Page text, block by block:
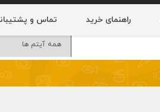
راهنمای خرید تماس و